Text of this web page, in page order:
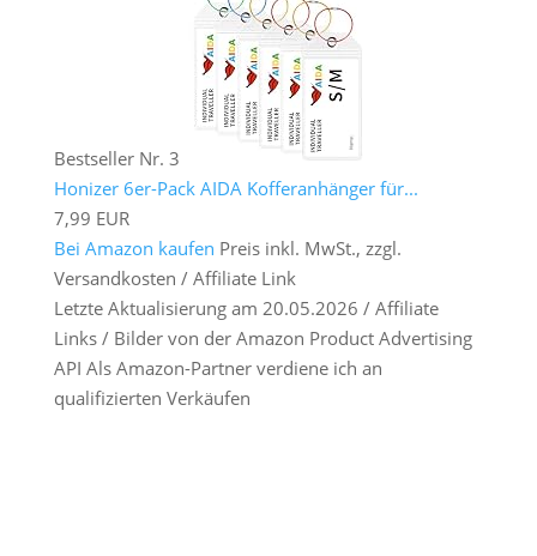
Bestseller Nr. 3
Honizer 6er-Pack AIDA Kofferanhänger für...
7,99 EUR
Bei Amazon kaufen Preis inkl. MwSt., zzgl.
Versandkosten / Affiliate Link
Letzte Aktualisierung am 20.05.2026 / Affiliate
Links / Bilder von der Amazon Product Advertising
API Als Amazon-Partner verdiene ich an
qualifizierten Verkäufen